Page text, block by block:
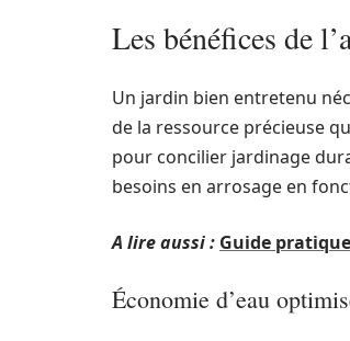
Les bénéfices de
Un jardin bien entretenu
de la ressource précieuse
pour concilier jardinage
besoins en arrosage en
A lire aussi : Guide
Économie d’eau